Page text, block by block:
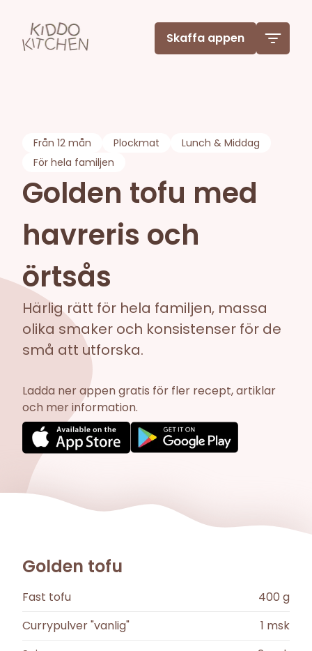
Skaffa appen
Från 12 mån Plockmat
Lunch & Middag
För hela familjen
Golden tofu med
havreris och
örtsås
Härlig rätt för hela familjen, massa
olika smaker och konsistenser för de
små att utforska.
Ladda ner appen gratis för fler recept, artiklar
och mer information.
Golden tofu
Fast tofu 400 g
Currypulver "vanlig"
1 msk